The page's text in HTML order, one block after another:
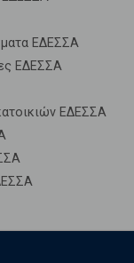
ΕΔΕΣΣΑ
ΕΔΕΣΣΑ
ΕΔΕΣΣΑ